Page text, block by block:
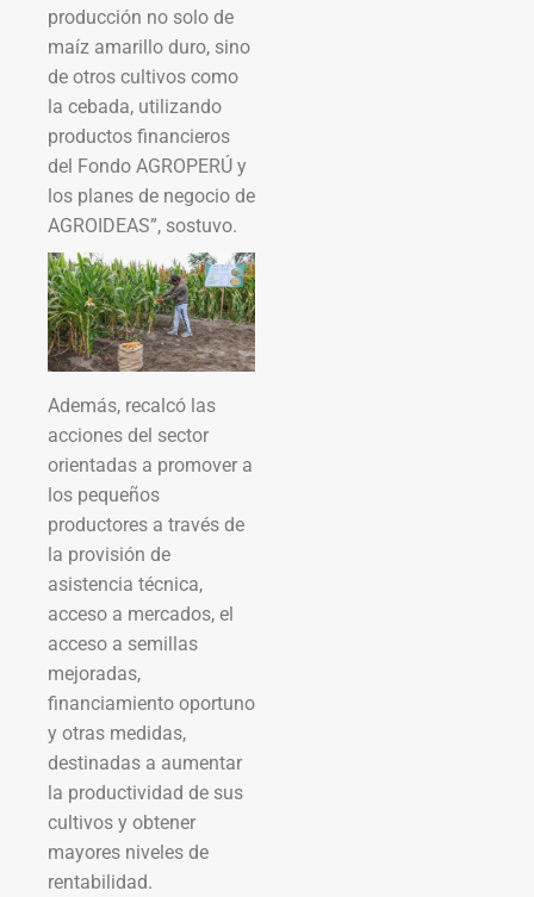
producción no solo de
maíz amarillo duro, sino
de otros cultivos como
la cebada, utilizando
productos financieros
del Fondo AGROPERÚ y
los planes de negocio de
AGROIDEAS”, sostuvo.
Además, recalcó las
acciones del sector
orientadas a promover a
los pequeños
productores a través de
la provisión de
asistencia técnica,
acceso a mercados, el
acceso a semillas
mejoradas,
financiamiento oportuno
y otras medidas,
destinadas a aumentar
la productividad de sus
cultivos y obtener
mayores niveles de
rentabilidad.